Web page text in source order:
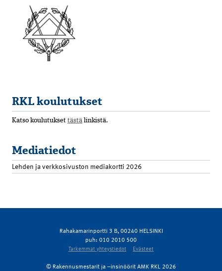
RKL koulutukset
Katso koulutukset tästä linkistä.
Mediatiedot
Lehden ja verkkosivuston mediakortti 2026
Rahakamarinportti 3 B, 00240 HELSINKI
puh: 010 2010 500
Tarkemmat yhteystiedot Evästeet
© Rakennusmestarit ja –insinöörit AMK RKL 2026